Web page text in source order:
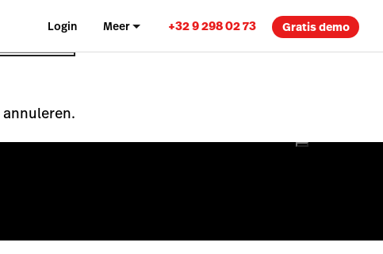
Login Meer +32 9 298 02 73 Gratis demo